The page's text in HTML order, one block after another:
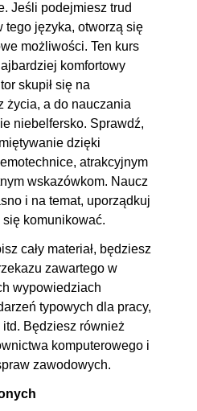
00:02:36
00:07:24
00:04:14
00:07:16
00:25:55
00:08:42
00:04:37
00:25:28
00:01:41
z
Jeśli podejmiesz trud
tego języka, otworzą się
możliwości. Ten kurs
komfortowy
skupił się na
życia, a do nauczania
niebelfersko. Sprawdź,
dzięki
atrakcyjnym
wskazówkom. Naucz
i na temat, uporządkuj
komunikować.
cały materiał, będziesz
zawartego w
wypowiedziach
typowych dla pracy,
itd. Będziesz również
komputerowego i
zawodowych.